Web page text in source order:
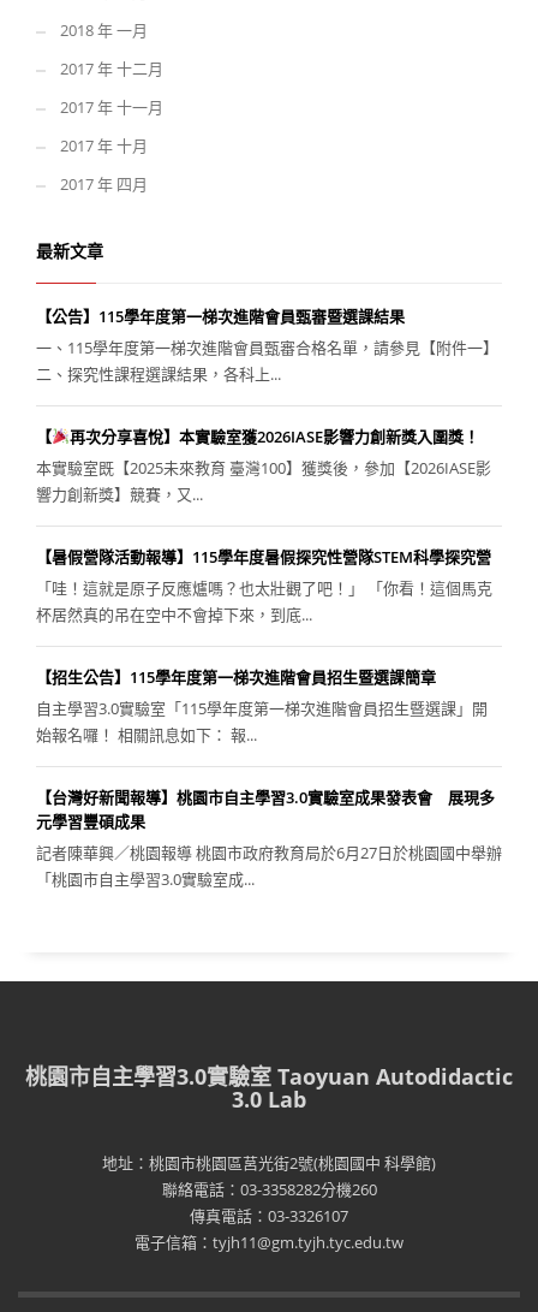
2018 年 一月
2017 年 十二月
2017 年 十一月
2017 年 十月
2017 年 四月
最新文章
【公告】115學年度第一梯次進階會員甄審暨選課結果
一、115學年度第一梯次進階會員甄審合格名單，請參見【附件一】
二、探究性課程選課結果，各科上...
【
再次分享喜悅】本實驗室獲2026IASE影響力創新獎入圍獎！
本實驗室既【2025未來教育 臺灣100】獲獎後，參加【2026IASE影
響力創新獎】競賽，又...
【暑假營隊活動報導】115學年度暑假探究性營隊STEM科學探究營
「哇！這就是原子反應爐嗎？也太壯觀了吧！」 「你看！這個馬克
杯居然真的吊在空中不會掉下來，到底...
【招生公告】115學年度第一梯次進階會員招生暨選課簡章
自主學習3.0實驗室「115學年度第一梯次進階會員招生暨選課」開
始報名囉！ 相關訊息如下： 報...
【台灣好新聞報導】桃園市自主學習3.0實驗室成果發表會 展現多
元學習豐碩成果
記者陳華興／桃園報導 桃園市政府教育局於6月27日於桃園國中舉辦
「桃園市自主學習3.0實驗室成...
桃園市自主學習3.0實驗室 Taoyuan Autodidactic
3.0 Lab
地址：桃園市桃園區莒光街2號(桃園國中 科學館)
聯絡電話：03-3358282分機260
傳真電話：03-3326107
電子信箱：tyjh11@gm.tyjh.tyc.edu.tw